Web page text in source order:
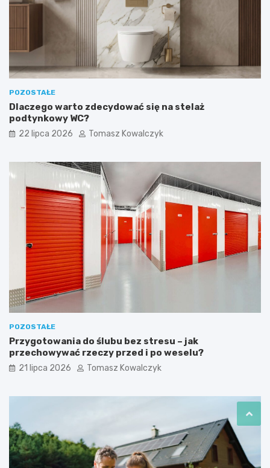
POZOSTAŁE
Dlaczego warto zdecydować się na stelaż
podtynkowy WC?
22 lipca 2026 Tomasz Kowalczyk
POZOSTAŁE
Przygotowania do ślubu bez stresu – jak
przechowywać rzeczy przed i po weselu?
21 lipca 2026 Tomasz Kowalczyk